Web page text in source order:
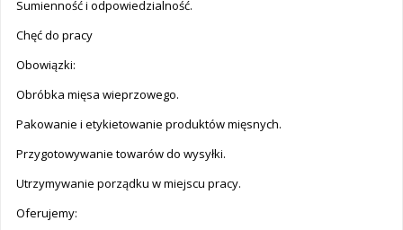
Sumienność i odpowiedzialność.
Chęć do pracy
Obowiązki:
Obróbka mięsa wieprzowego.
Pakowanie i etykietowanie produktów mięsnych.
Przygotowywanie towarów do wysyłki.
Utrzymywanie porządku w miejscu pracy.
Oferujemy: